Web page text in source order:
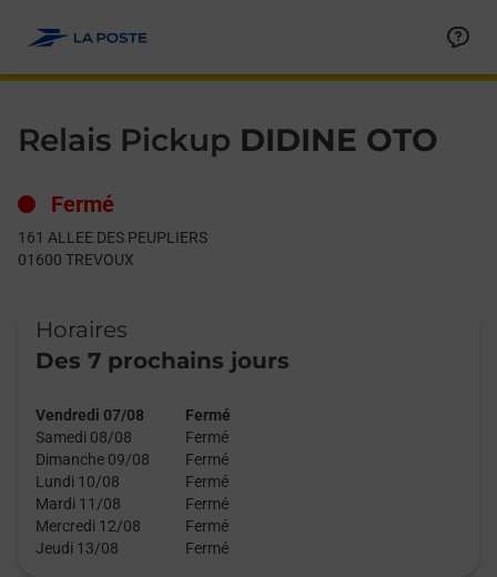
Relais Pickup DIDINE OTO
Fermé
161 ALLEE DES PEUPLIERS
01600 TREVOUX
Horaires
Des 7 prochains jours
Vendredi 07/08
Fermé
Samedi 08/08
Fermé
Dimanche 09/08
Fermé
Lundi 10/08
Fermé
Mardi 11/08
Fermé
Mercredi 12/08
Fermé
Jeudi 13/08
Fermé